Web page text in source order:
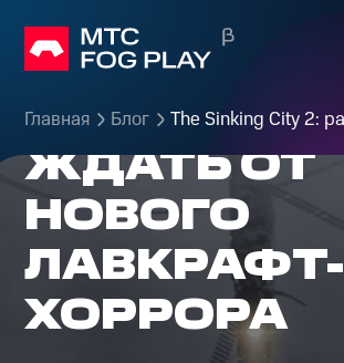
Главная Блог
ПЕРВОГО
ГЕЙМПЛЕЯ
И ЧЕГО
ЖДАТЬ ОТ
НОВОГО
ЛАВКРАФТ-
ХОРРОРА